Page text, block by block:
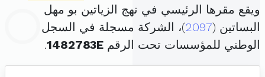
ويقع مقرها الرئيسي في نهج الزياتين بو مهل
البساتين (2097)، الشركة مسجلة في السجل
الوطني للمؤسسات تحت الرقم 1482783E
.